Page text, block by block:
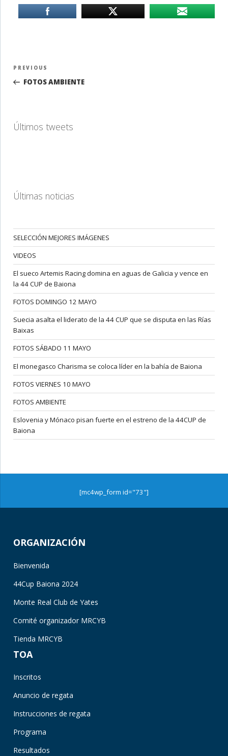
Navegación
entradas
Previous
Post
PREVIOUS
FOTOS AMBIENTE
Últimos tweets
Últimas noticias
SELECCIÓN MEJORES IMÁGENES
VIDEOS
El sueco Artemis Racing domina en aguas de Galicia y vence en
la 44 CUP de Baiona
FOTOS DOMINGO 12 MAYO
Suecia asalta el liderato de la 44 CUP que se disputa en las Rías
Baixas
FOTOS SÁBADO 11 MAYO
El monegasco Charisma se coloca líder en la bahía de Baiona
FOTOS VIERNES 10 MAYO
FOTOS AMBIENTE
Eslovenia y Mónaco pisan fuerte en el estreno de la 44CUP de
Baiona
[mc4wp_form id="73"]
ORGANIZACIÓN
Bienvenida
44Cup Baiona 2024
Monte Real Club de Yates
Comité organizador MRCYB
Tienda MRCYB
TOA
Inscritos
Anuncio de regata
Instrucciones de regata
Programa
Resultados